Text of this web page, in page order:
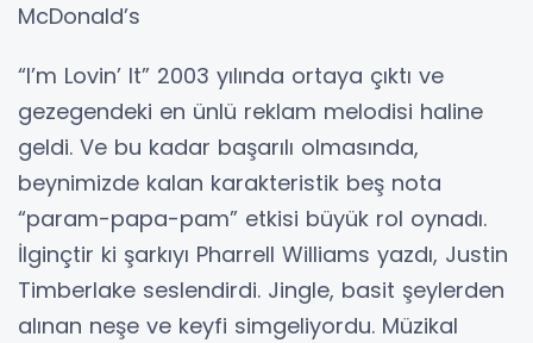
McDonald’s
“I’m Lovin’ It” 2003 yılında ortaya çıktı ve
gezegendeki en ünlü reklam melodisi haline
geldi. Ve bu kadar başarılı olmasında,
beynimizde kalan karakteristik beş nota
“param-papa-pam” etkisi büyük rol oynadı.
İlginçtir ki şarkıyı Pharrell Williams yazdı, Justin
Timberlake seslendirdi. Jingle, basit şeylerden
alınan neşe ve keyfi simgeliyordu. Müzikal